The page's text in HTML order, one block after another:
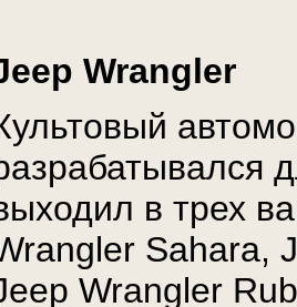
Wrangler
в трех
Sahara,
Wrangler